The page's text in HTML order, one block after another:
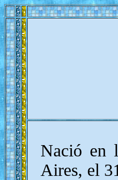
Nació en
Aires, el